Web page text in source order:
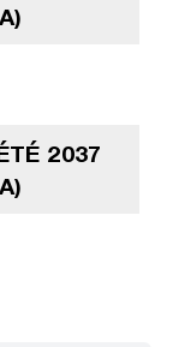
2037